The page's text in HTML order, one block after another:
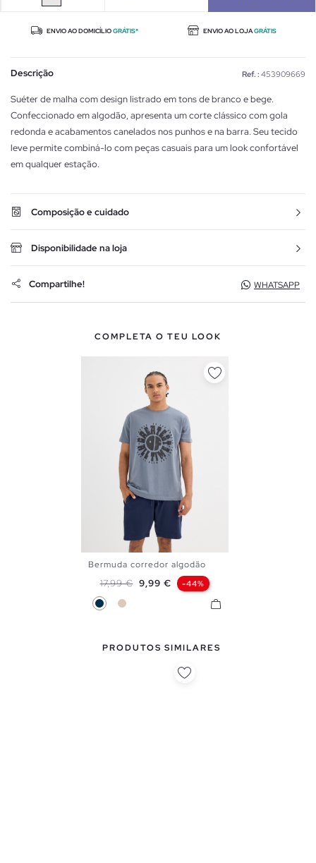
ENVIO AO DOMICÍLIOGRÁTIS* ENVIO AO LOJAGRÁTIS
Descrição Ref. : 453909669
Suéter de malha com design listrado em tons de branco e bege.
Confeccionado em algodão, apresenta um corte clássico com gola
redonda e acabamentos canelados nos punhos e na barra. Seu tecido
leve permite combiná-lo com peças casuais para um look confortável
em qualquer estação.
Composição e cuidado
Disponibilidade na loja
Compartilhe! WHATSAPP
COMPLETA O TEU LOOK
Bermuda corredor algodão
Preço normal
17,99 € Preço
9,99 € -44%
Azul Marinho
Off White
PRODUTOS SIMILARES